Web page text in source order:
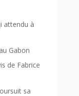
attendu à
Gabon
de Fabrice
sa